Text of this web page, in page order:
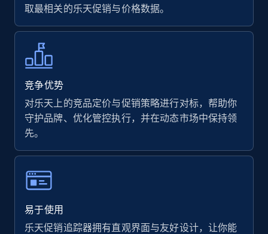
URL, Final price, Sku, Currency, Gtin,
Specifications, Image urls, Top reviews, and
more.
5.6K+ 875+ 立即开始
Walmart - products - Find new products by
using specific category URL
取最相关的乐天促销与价格数据。
竞争优势
对乐天上的竞品定价与促销策略进行对标，帮助你
守护品牌、优化管控执行，并在动态市场中保持领
先。
易于使用
乐天促销追踪器拥有直观界面与友好设计，让你能